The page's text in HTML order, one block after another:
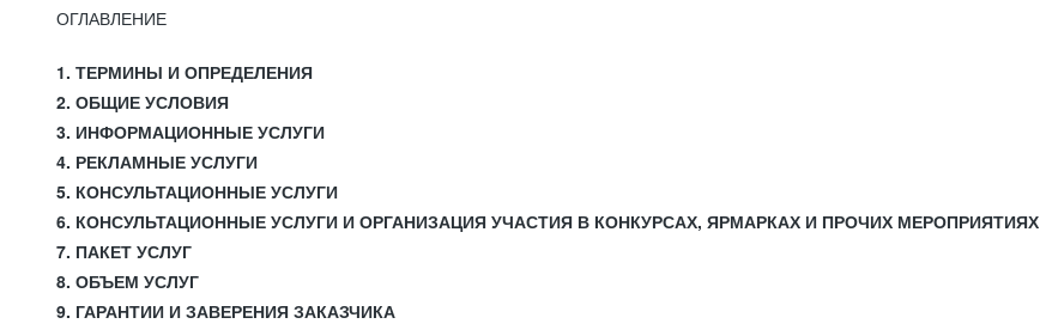
ОГЛАВЛЕНИЕ
1. ТЕРМИНЫ И ОПРЕДЕЛЕНИЯ
2. ОБЩИЕ УСЛОВИЯ
3. ИНФОРМАЦИОННЫЕ УСЛУГИ
4. РЕКЛАМНЫЕ УСЛУГИ
5. КОНСУЛЬТАЦИОННЫЕ УСЛУГИ
6. КОНСУЛЬТАЦИОННЫЕ УСЛУГИ И ОРГАНИЗАЦИЯ УЧАСТИЯ В КОНКУРСАХ, ЯРМАРКАХ И ПРОЧИХ МЕРОПРИЯТИЯХ
7. ПАКЕТ УСЛУГ
8. ОБЪЕМ УСЛУГ
9. ГАРАНТИИ И ЗАВЕРЕНИЯ ЗАКАЗЧИКА